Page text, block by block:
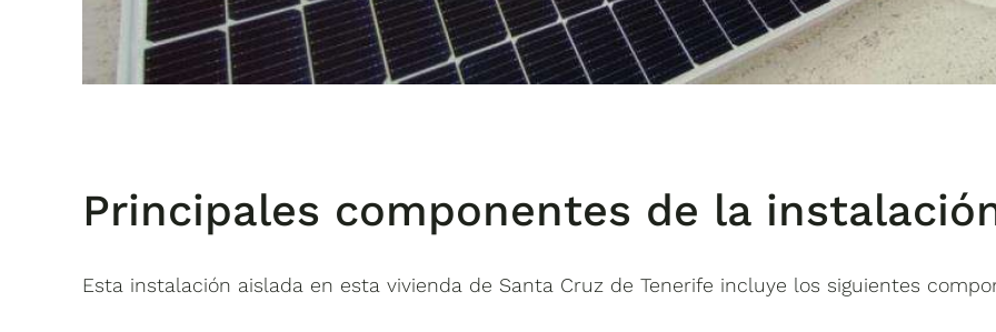
Principales componentes de la
Esta instalación aislada en esta vivienda de Santa Cruz de Tenerife incluye los siguientes